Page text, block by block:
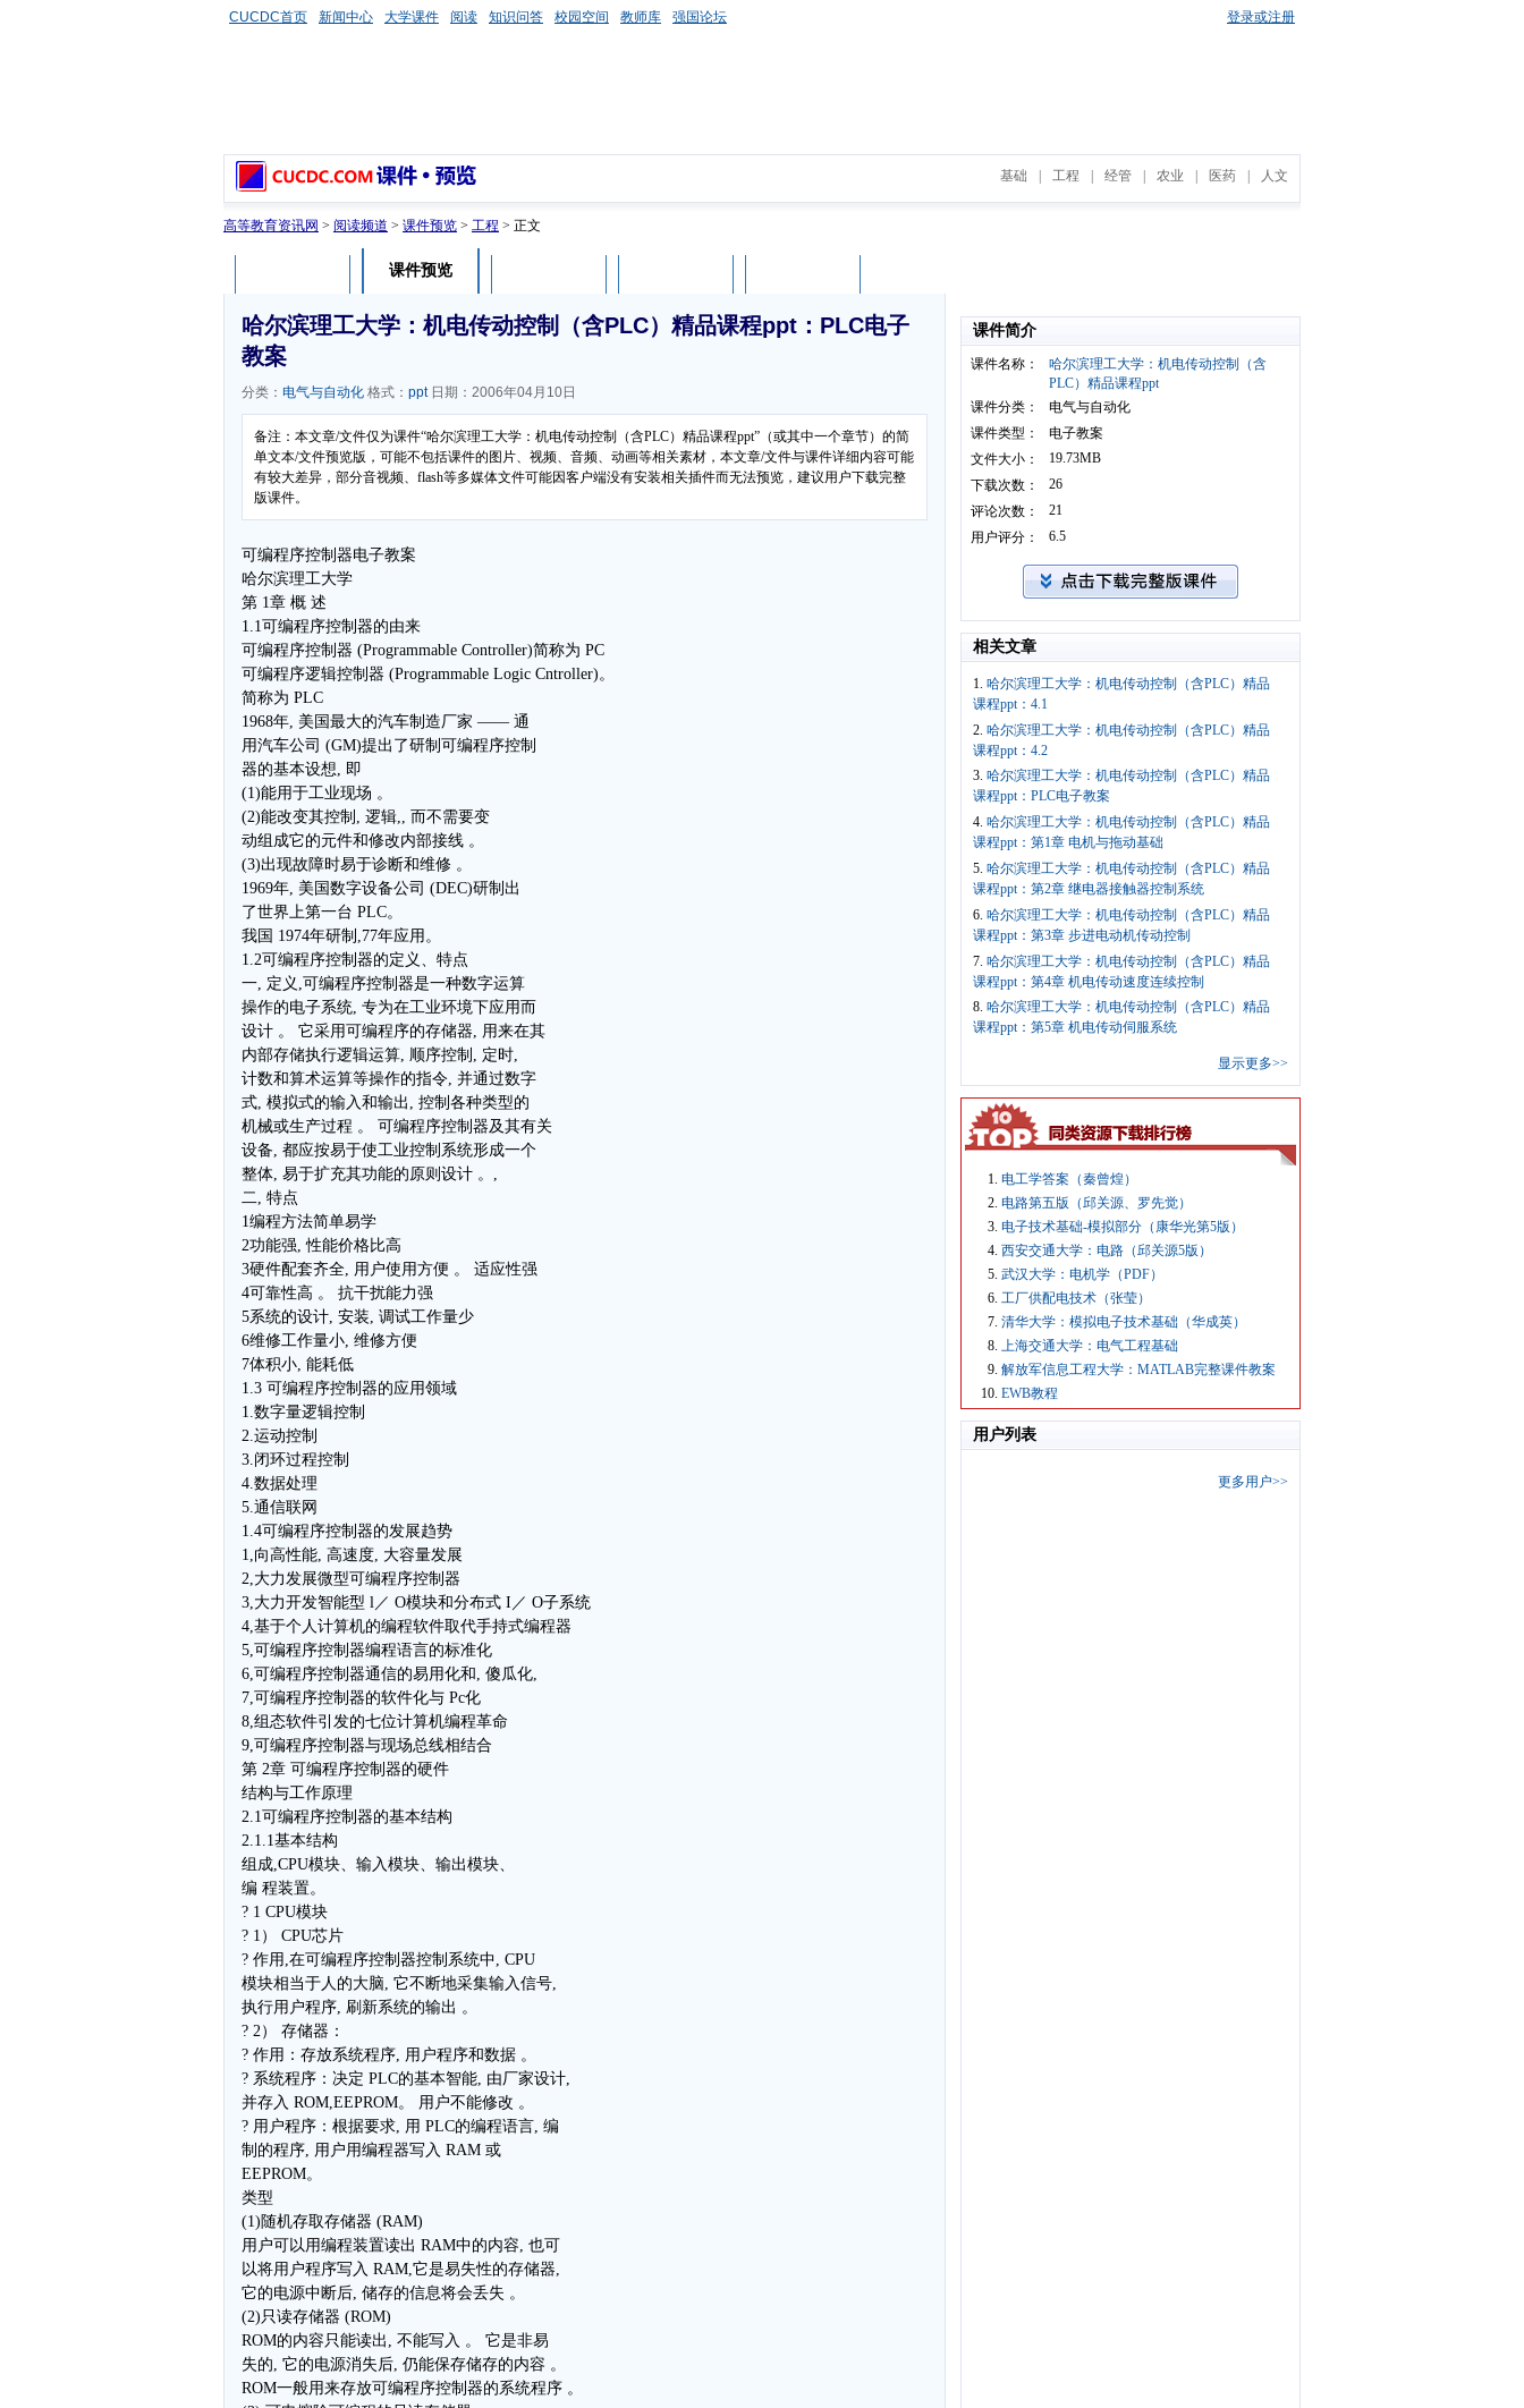
CUCDC首页 新闻中心 大学课件 阅读 知识问答 校园空间 教师库 强国论坛 登录或注册
基础 工程 经管 农业 医药 人文
高等教育资讯网 > 阅读频道 > 课件预览 > 工程 > 正文
课件预览
哈尔滨理工大学：机电传动控制（含PLC）精品课程ppt：PLC电子
教案
分类： 电气与自动化 格式： ppt日期：2006年04月10日
备注：本文章/文件仅为课件“哈尔滨理工大学：机电传动控制（含PLC）精品课程ppt”（或其中一个章节）的简
单文本/文件预览版，可能不包括课件的图片、视频、音频、动画等相关素材，本文章/文件与课件详细内容可能
有较大差异，部分音视频、flash等多媒体文件可能因客户端没有安装相关插件而无法预览，建议用户下载完整
版课件。
可编程序控制器电子教案
哈尔滨理工大学
第 1章 概 述
1.1可编程序控制器的由来
可编程序控制器 (Programmable Controller)简称为 PC
可编程序逻辑控制器 (Programmable Logic Cntroller)。
简称为 PLC
1968年, 美国最大的汽车制造厂家 —— 通
用汽车公司 (GM)提出了研制可编程序控制
器的基本设想, 即
(1)能用于工业现场 。
(2)能改变其控制, 逻辑,, 而不需要变
动组成它的元件和修改内部接线 。
(3)出现故障时易于诊断和维修 。
1969年, 美国数字设备公司 (DEC)研制出
了世界上第一台 PLC。
我国 1974年研制,77年应用。
1.2可编程序控制器的定义、特点
一, 定义,可编程序控制器是一种数字运算
操作的电子系统, 专为在工业环境下应用而
设计 。 它采用可编程序的存储器, 用来在其
内部存储执行逻辑运算, 顺序控制, 定时,
计数和算术运算等操作的指令, 并通过数字
式, 模拟式的输入和输出, 控制各种类型的
机械或生产过程 。 可编程序控制器及其有关
设备, 都应按易于使工业控制系统形成一个
整体, 易于扩充其功能的原则设计 。,
二, 特点
1编程方法简单易学
2功能强, 性能价格比高
3硬件配套齐全, 用户使用方便 。 适应性强
4可靠性高 。 抗干扰能力强
5系统的设计, 安装, 调试工作量少
6维修工作量小, 维修方便
7体积小, 能耗低
1.3 可编程序控制器的应用领域
1.数字量逻辑控制
2.运动控制
3.闭环过程控制
4.数据处理
5.通信联网
1.4可编程序控制器的发展趋势
1,向高性能, 高速度, 大容量发展
2,大力发展微型可编程序控制器
3,大力开发智能型 l／ O模块和分布式 I／ O子系统
4,基于个人计算机的编程软件取代手持式编程器
5,可编程序控制器编程语言的标准化
6,可编程序控制器通信的易用化和, 傻瓜化,
7,可编程序控制器的软件化与 Pc化
8,组态软件引发的七位计算机编程革命
9,可编程序控制器与现场总线相结合
第 2章 可编程序控制器的硬件
结构与工作原理
2.1可编程序控制器的基本结构
2.1.1基本结构
组成,CPU模块、输入模块、输出模块、
编 程装置。
? 1 CPU模块
? 1） CPU芯片
? 作用,在可编程序控制器控制系统中, CPU
模块相当于人的大脑, 它不断地采集输入信号,
执行用户程序, 刷新系统的输出 。
? 2） 存储器：
? 作用：存放系统程序, 用户程序和数据 。
? 系统程序：决定 PLC的基本智能, 由厂家设计,
并存入 ROM,EEPROM。 用户不能修改 。
? 用户程序：根据要求, 用 PLC的编程语言, 编
制的程序, 用户用编程器写入 RAM 或
EEPROM。
类型
(1)随机存取存储器 (RAM)
用户可以用编程装置读出 RAM中的内容, 也可
以将用户程序写入 RAM,它是易失性的存储器,
它的电源中断后, 储存的信息将会丢失 。
(2)只读存储器 (ROM)
ROM的内容只能读出, 不能写入 。 它是非易
失的, 它的电源消失后, 仍能保存储存的内容 。
ROM一般用来存放可编程序控制器的系统程序 。
课件简介
课件名称：
哈尔滨理工大学：机电传动控制（含
PLC）精品课程ppt
课件分类：
电气与自动化
课件类型：
电子教案
文件大小：
19.73MB
下载次数：
26
评论次数：
21
用户评分：
6.5
相关文章
1. 哈尔滨理工大学：机电传动控制（含PLC）精品
课程ppt：4.1
2. 哈尔滨理工大学：机电传动控制（含PLC）精品
课程ppt：4.2
3. 哈尔滨理工大学：机电传动控制（含PLC）精品
课程ppt：PLC电子教案
4. 哈尔滨理工大学：机电传动控制（含PLC）精品
课程ppt：第1章 电机与拖动基础
5. 哈尔滨理工大学：机电传动控制（含PLC）精品
课程ppt：第2章 继电器接触器控制系统
6. 哈尔滨理工大学：机电传动控制（含PLC）精品
课程ppt：第3章 步进电动机传动控制
7. 哈尔滨理工大学：机电传动控制（含PLC）精品
课程ppt：第4章 机电传动速度连续控制
8. 哈尔滨理工大学：机电传动控制（含PLC）精品
课程ppt：第5章 机电传动伺服系统
显示更多>>
电工学答案（秦曾煌）
电路第五版（邱关源、罗先觉）
电子技术基础-模拟部分（康华光第5版）
西安交通大学：电路（邱关源5版）
武汉大学：电机学（PDF）
工厂供配电技术（张莹）
清华大学：模拟电子技术基础（华成英）
上海交通大学：电气工程基础
解放军信息工程大学：MATLAB完整课件教案
EWB教程
用户列表
更多用户>>